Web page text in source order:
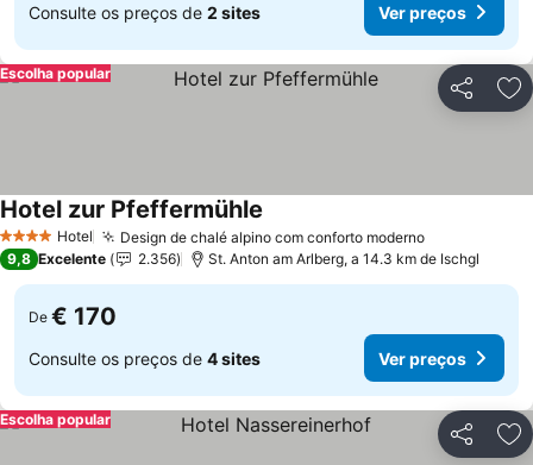
Consulte os preços de 2 sites Ver preços
Partilhar
Escolha popular
4 EstrelasHotel Design de chalé alpino com conforto moderno
Hotel zur Pfeffermühle
9,8 Excelente 2.356 St. Anton am Arlberg, a 14.3 km de Ischgl
De € 170
Consulte os preços de 4 sites Ver preços
Partilhar
Escolha popular